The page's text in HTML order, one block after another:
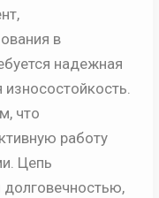
в
надежная
что
работу
Цепь
долговечностью,